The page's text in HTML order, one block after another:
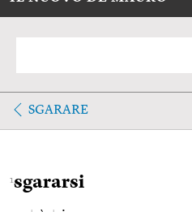
SGARARE
1sgararsi